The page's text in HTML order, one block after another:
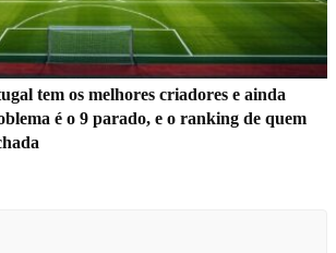
tem os melhores criadores e ainda
é o 9 parado, e o ranking de quem